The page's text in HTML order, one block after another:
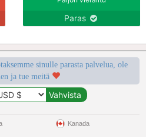
Paras
sinulle parasta palvelua, ole
ja tue meitä
Kanada